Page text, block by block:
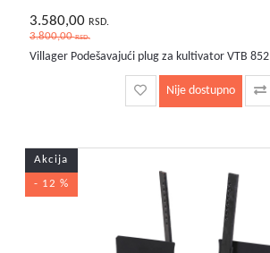
3.580,00 RSD.
3.800,00RSD.
Villager Podešavajući plug za kultivator VTB 852
Nije dostupno
Akcija
- 12 %